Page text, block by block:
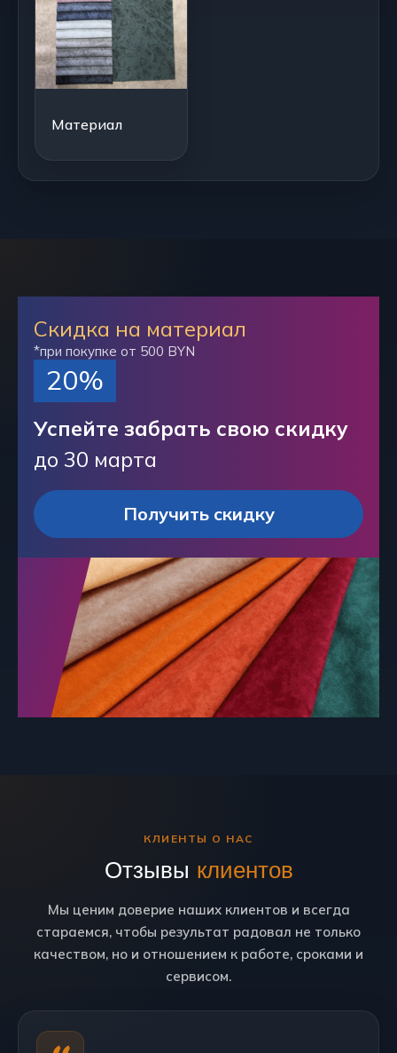
Материал
Скидка на материал
*при покупке от 500 BYN
20%
Успейте забрать свою скидку
до 30 марта
Получить скидку
КЛИЕНТЫ О НАС
Отзывы клиентов
Мы ценим доверие наших клиентов и всегда
стараемся, чтобы результат радовал не только
качеством, но и отношением к работе, сроками и
сервисом.